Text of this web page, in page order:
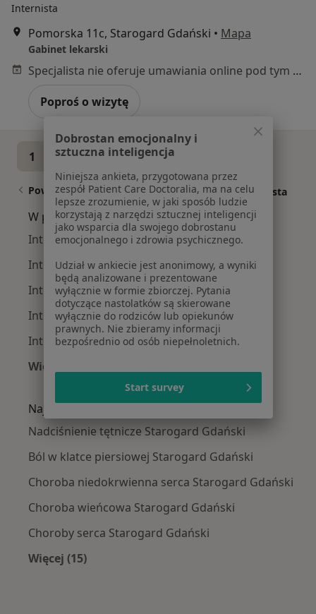
Internista
Pomorska 11c, Starogard Gdański • Mapa
Gabinet lekarski
Specjalista nie oferuje umawiania online pod tym adresem.
Poproś o wizytę
1 2 3
Powiązane wyszukiwania | Oferty pracy - Internista
W pobliżu Starogardu Gdańskiego
Interniści w Gdańsku
Interniści w Tczewie
Interniści w Pruszczu Gdańskim
Interniści w Kościerzynie
Interniści w Kwidzynie
Więcej (14)
Więcej w kategorii: W pobliżu Starogardu
Najczęstsze schorzenia
Nadciśnienie tętnicze Starogard Gdański
Ból w klatce piersiowej Starogard Gdański
Choroba niedokrwienna serca Starogard Gdański
Choroba wieńcowa Starogard Gdański
Choroby serca Starogard Gdański
Więcej (15)
Dobrostan emocjonalny i
sztuczna inteligencja
Niniejsza ankieta, przygotowana przez
zespół Patient Care Doctoralia, ma na celu
lepsze zrozumienie, w jaki sposób ludzie
korzystają z narzędzi sztucznej inteligencji
jako wsparcia dla swojego dobrostanu
emocjonalnego i zdrowia psychicznego.
Udział w ankiecie jest anonimowy, a wyniki
będą analizowane i prezentowane
wyłącznie w formie zbiorczej. Pytania
dotyczące nastolatków są skierowane
wyłącznie do rodziców lub opiekunów
prawnych. Nie zbieramy informacji
bezpośrednio od osób niepełnoletnich.
Start survey